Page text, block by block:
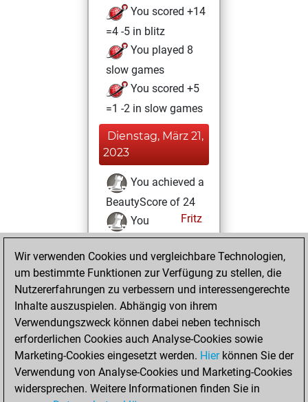
You scored +14
=4 -5 in blitz
You played 8
slow games
You scored +5
=1 -2 in slow games
Dienstag, März 21,
2023
You achieved a
BeautyScore of 24
Fritz
You
achieved a new Elo
of 1600
You played 3
bullet games
Play
You scored +2
=0 -1 in bullet
Samstag, März 18,
2023
Wir verwenden Cookies und vergleichbare Technologien,
um bestimmte Funktionen zur Verfügung zu stellen, die
Nutzererfahrungen zu verbessern und interessengerechte
Inhalte auszuspielen. Abhängig von ihrem
Verwendungszweck können dabei neben technisch
erforderlichen Cookies auch Analyse-Cookies sowie
Marketing-Cookies eingesetzt werden. Hierkönnen Sie der
Verwendung von Analyse-Cookies und Marketing-Cookies
widersprechen. Weitere Informationen finden Sie in